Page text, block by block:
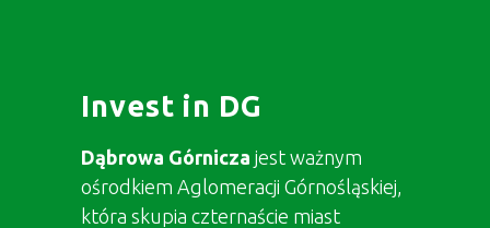
Invest in DG
Dąbrowa Górnicza jest ważnym
ośrodkiem Aglomeracji Górnośląskiej,
która skupia czternaście miast